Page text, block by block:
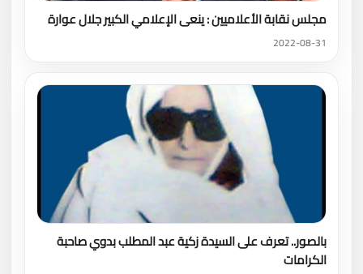
مجلس نقابة الأعلاميين : ينعى الإعلامي الكبير جلال عوارة
2022-08-31
بالصور.. تعرف على السيدة زكية عبد المطلب بدوي صاحبة
الكرامات